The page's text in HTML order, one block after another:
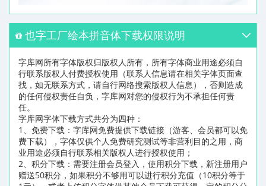
也字工厂绘本拼音体下载权限说明
字库网所有字体版权归版权人所有，所有字体商业用途必须自
行联系版权人付费授权使用（联系人信息请在相关字体页面查
找，如无联系方式，请自行网络搜索版权人信息），否则造成
的任何侵权责任自负，字库网对您的侵权行为不承担任何责
任。
字库网字体下载方式共分为四种：
1、免费下载：字库网免费提供下载链接（游客、会员都可以免
费下载），字体仅供个人免费研究测试等非营利目的之用，商
业用途必须自行联系相关版权人进行授权使用；
2、积分下载：需要注册会员登入，使用积分下载，新注册用户
赠送50积分，如果积分不够用可以进行积分充值（10积分等于